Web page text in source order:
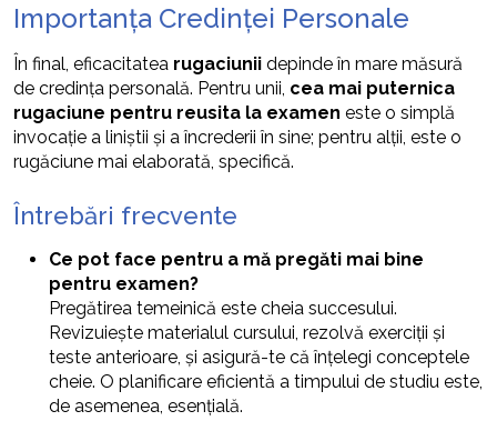
Importanța Credinței Personale
În final, eficacitatea rugaciunii depinde în mare măsură
de credința personală. Pentru unii, cea mai puternica
rugaciune pentru reusita la examen este o simplă
invocație a liniștii și a încrederii în sine; pentru alții, este o
rugăciune mai elaborată, specifică.
Întrebări frecvente
Ce pot face pentru a mă pregăti mai bine
pentru examen?
Pregătirea temeinică este cheia succesului.
Revizuiește materialul cursului, rezolvă exerciții și
teste anterioare, și asigură-te că înțelegi conceptele
cheie. O planificare eficientă a timpului de studiu este,
de asemenea, esențială.